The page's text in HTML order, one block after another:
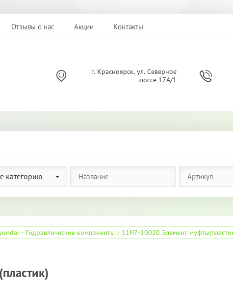
Отзывы о нас Акции Контакты
г. Красноярск, ул. Северное
шоссе 17А/1
категорию
- Гидравлические компоненты 11N7-10020 Элемент